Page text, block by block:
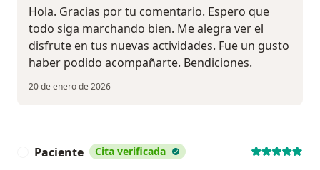
Hola. Gracias por tu comentario. Espero que
todo siga marchando bien. Me alegra ver el
disfrute en tus nuevas actividades. Fue un gusto
haber podido acompañarte. Bendiciones.
20 de enero de 2026
Paciente Cita verificada